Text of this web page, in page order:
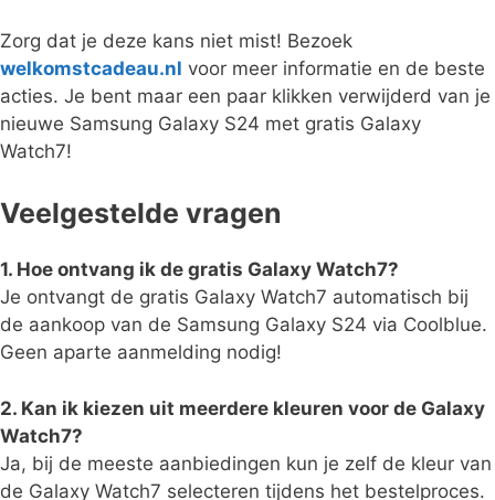
Zorg dat je deze kans niet mist! Bezoek
welkomstcadeau.nl voor meer informatie en de beste
acties. Je bent maar een paar klikken verwijderd van je
nieuwe Samsung Galaxy S24 met gratis Galaxy
Watch7!
Veelgestelde vragen
1. Hoe ontvang ik de gratis Galaxy Watch7?
Je ontvangt de gratis Galaxy Watch7 automatisch bij
de aankoop van de Samsung Galaxy S24 via Coolblue.
Geen aparte aanmelding nodig!
2. Kan ik kiezen uit meerdere kleuren voor de Galaxy
Watch7?
Ja, bij de meeste aanbiedingen kun je zelf de kleur van
de Galaxy Watch7 selecteren tijdens het bestelproces.